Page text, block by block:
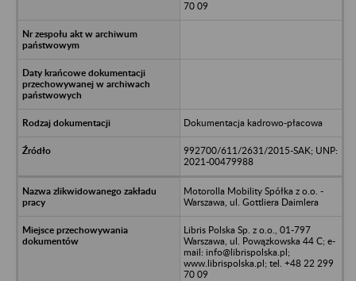
70 09
Dokumentacja kadrowo-płacowa
992700/611/2631/2015-SAK; UNP:
2021-00479988
Motorolla Mobility Spółka z o.o. -
Warszawa, ul. Gottliera Daimlera
Libris Polska Sp. z o.o., 01-797
Warszawa, ul. Powązkowska 44 C; e-
mail: info@librispolska.pl;
www.librispolska.pl; tel. +48 22 299
70 09